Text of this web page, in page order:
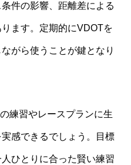
件の影響、距離差による
ます。定期的にVDOTを
がら使うことが鍵となり
練習やレースプランに生
感できるでしょう。目標
ひとりに合った賢い練習